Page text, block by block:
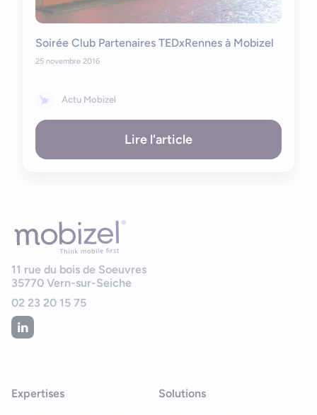
Soirée Club Partenaires TEDxRennes à Mobizel
25 novembre 2016
Actu Mobizel
Lire l'article
11 rue du bois de Soeuvres
35770 Vern-sur-Seiche
02 23 20 15 75
Expertises Solutions